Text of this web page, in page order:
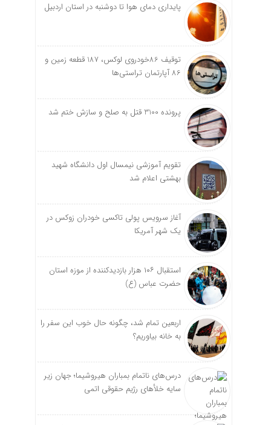
پایداری دمای هوا تا دوشنبه در استان اردبیل
توقیف 86خودروی لوکس، 187 قطعه زمین و
86 آپارتمان تراستی‌ها
پرونده 3100 قتل به صلح و سازش ختم شد
تقویم آموزشی نیمسال اول دانشگاه شهید
بهشتی اعلام شد
آغاز سرویس پولی تاکسی خودران زوکس در
یک شهر آمریکا
استقبال ۱۰۶ هزار بازدیدکننده از موزه استان
حضرت عباس (ع)
اربعین تمام شد، چگونه حال خوب این سفر را
به خانه بیاوریم؟
درس‌های ناتمام بمباران هیروشیما؛ جهان زیر
سایه خلأ‌های رژیم حقوقی اتمی